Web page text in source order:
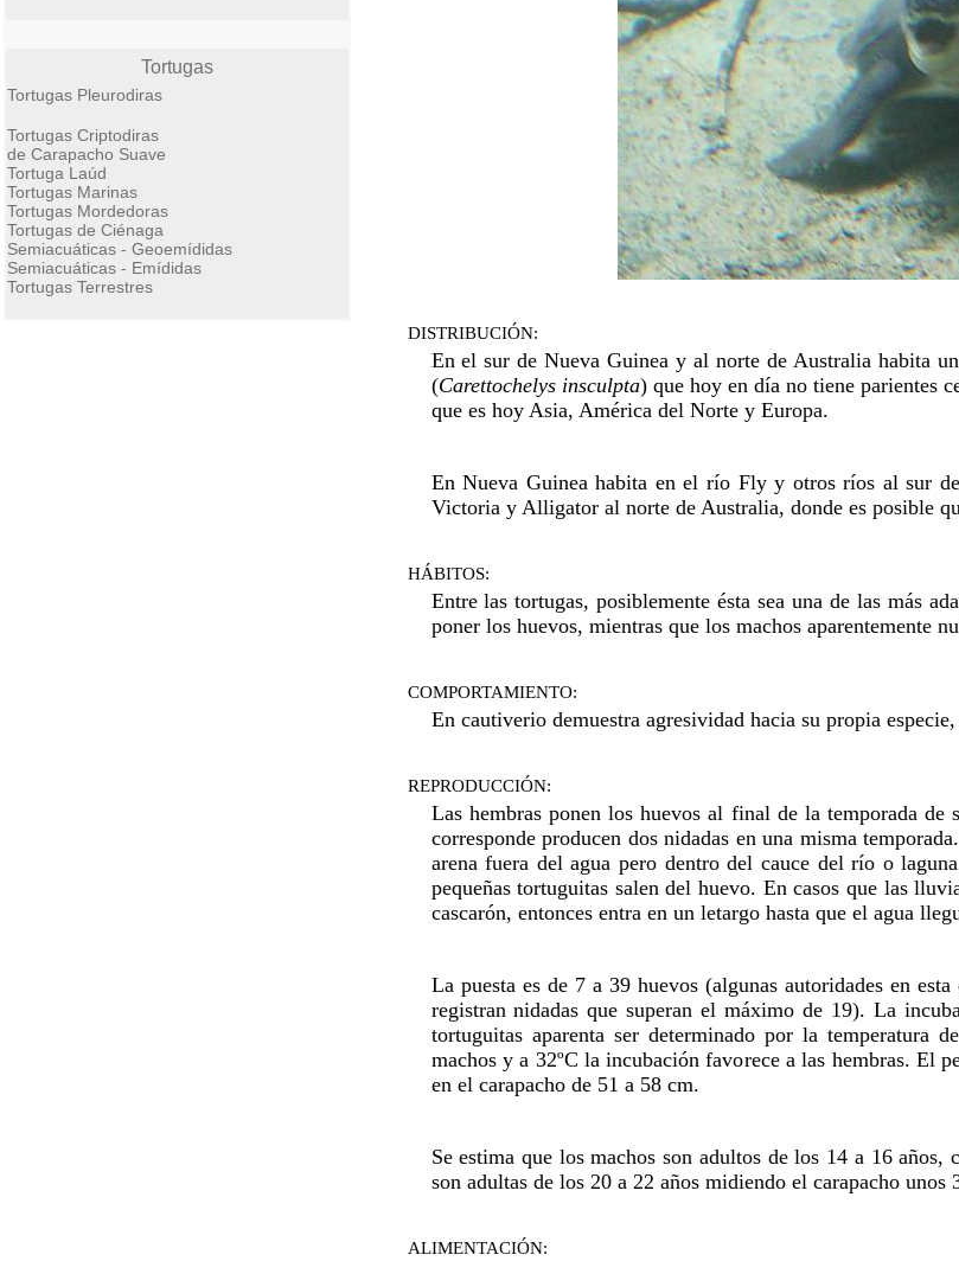
Tortugas
Tortugas Pleurodiras
Tortugas Criptodiras
de Carapacho Suave
Tortuga Laúd
Tortugas Marinas
Tortugas Mordedoras
Tortugas de Ciénaga
Semiacuáticas - Geoemídidas
Semiacuáticas - Emídidas
Tortugas Terrestres
DISTRIBUCIÓN:
En el sur de Nueva Guinea y al norte de Australia habita
(Carettochelys insculpta) que hoy en día no tiene parientes
que es hoy Asia, América del Norte y Europa.
En Nueva Guinea habita en el río Fly y otros ríos al sur
Victoria y Alligator al norte de Australia, donde es posible
HÁBITOS:
Entre las tortugas, posiblemente ésta sea una de las más
poner los huevos, mientras que los machos aparentemente
COMPORTAMIENTO:
En cautiverio demuestra agresividad hacia su propia
REPRODUCCIÓN:
Las hembras ponen los huevos al final de la temporada
corresponde producen dos nidadas en una misma
arena fuera del agua pero dentro del cauce del río o
pequeñas tortuguitas salen del huevo. En casos que las
cascarón, entonces entra en un letargo hasta que el agua
La puesta es de 7 a 39 huevos (algunas autoridades en
registran nidadas que superan el máximo de 19). La
tortuguitas aparenta ser determinado por la temperatura
machos y a 32ºC la incubación favorece a las hembras. El
en el carapacho de 51 a 58 cm.
Se estima que los machos son adultos de los 14 a 16
son adultas de los 20 a 22 años midiendo el carapacho unos
ALIMENTACIÓN: